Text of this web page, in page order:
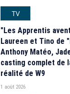
TV
"Les Apprentis
Laureen et Tino de
Anthony Matéo,
casting complet de
réalité de W9
1 août 2026